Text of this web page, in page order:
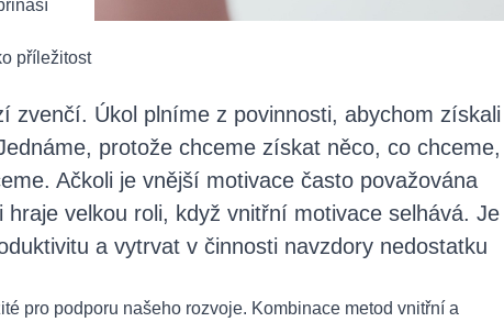
příležitost
zvenčí. Úkol plníme z povinnosti, abychom získali
protože chceme získat něco, co chceme,
Ačkoli je vnější motivace často považována
velkou roli, když vnitřní motivace selhává. Je
a vytrvat v činnosti navzdory nedostatku
pro podporu našeho rozvoje. Kombinace metod vnitřní a